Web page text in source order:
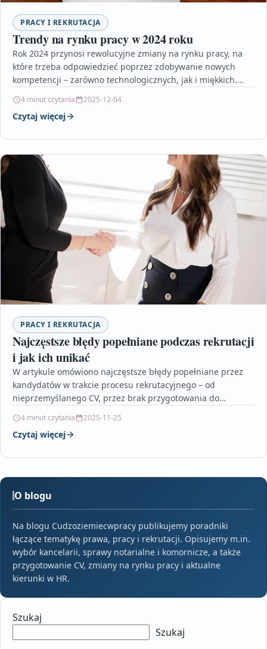
PRACY I REKRUTACJA
Trendy na rynku pracy w 2024 roku
Rok 2024 przynosi rewolucyjne zmiany na rynku pracy, na
które trzeba odpowiedzieć poprzez zdobywanie nowych
kompetencji – zarówno technologicznych, jak i miękkich.
4 minut czytania 2025-12-04
Czytaj więcej
PRACY I REKRUTACJA
Najczęstsze błędy popełniane podczas rekrutacji
i jak ich unikać
W artykule omówiono najczęstsze błędy popełniane przez
kandydatów w trakcie procesu rekrutacyjnego – od
nieprzemyślanego CV, przez brak przygotowania do
4 minut czytania 2025-11-25
Czytaj więcej
O blogu
Na blogu Cudzoziemiecwpracy publikujemy poradniki
łączące tematykę prawa, pracy i rekrutacji. Opisujemy m.in.
wybór kancelarii, sprawy notarialne i komornicze, a także
przygotowanie CV, zmiany na rynku pracy i aktualne
kierunki w HR.
Szukaj
Szukaj